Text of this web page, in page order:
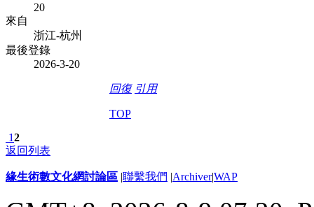
20
來自
浙江-杭州
最後登錄
2026-3-20
回復 引用
TOP
12
返回列表
緣生術數文化網討論區 |聯繫我們 |Archiver|WAP